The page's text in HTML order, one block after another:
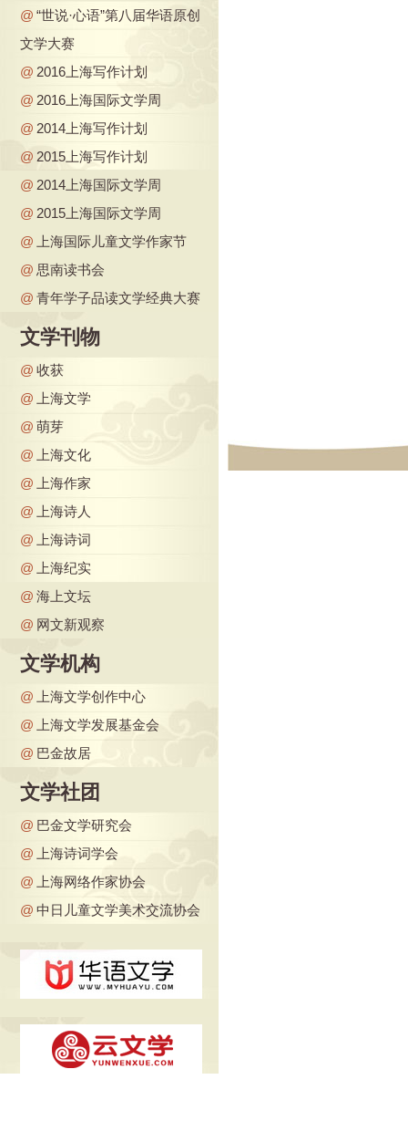
@ “世说·心语”第八届华语原创
文学大赛
@ 2016上海写作计划
@ 2016上海国际文学周
@ 2014上海写作计划
@ 2015上海写作计划
@ 2014上海国际文学周
@ 2015上海国际文学周
@
上海国际儿童文学作家节
@ 思南读书会
@ 青年学子品读文学经典大赛
文学刊物
@ 收获
@
上海文学
@ 萌芽
@
上海文化
@
上海作家
@
上海诗人
@
上海诗词
@
上海纪实
@ 海上文坛
@ 网文新观察
文学机构
@
上海文学创作中心
@
上海文学发展基金会
@ 巴金故居
文学社团
@ 巴金文学研究会
@
上海诗词学会
@
上海网络作家协会
@ 中日儿童文学美术交流协会